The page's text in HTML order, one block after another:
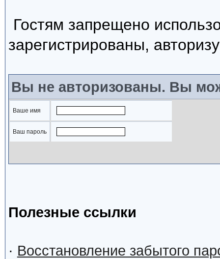
Гостям запрещено
зарегистрированы,
Вы не авторизованы. Вы
Ваше имя
Ваш пароль
Полезные ссылки
· Восстановление забытого